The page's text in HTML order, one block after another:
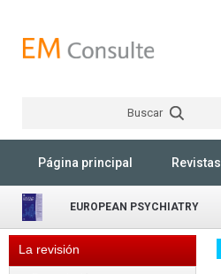
Buscar
Página principal Revistas
EUROPEAN PSYCHIATRY
La revisión